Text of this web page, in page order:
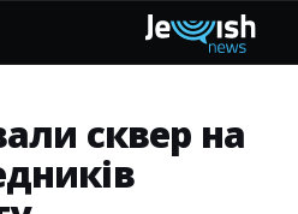
сквер на